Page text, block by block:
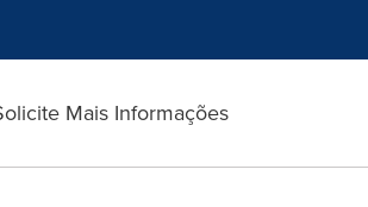
Mais Informações